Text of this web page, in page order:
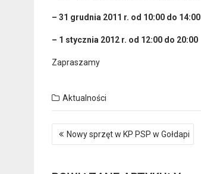
– 31 grudnia 2011 r. od 10:00 do 14:00
– 1 stycznia 2012 r. od 12:00 do 20:00
Zapraszamy
Aktualności
Nawigacja
wpisu
Nowy sprzęt w KP PSP w Gołdapi